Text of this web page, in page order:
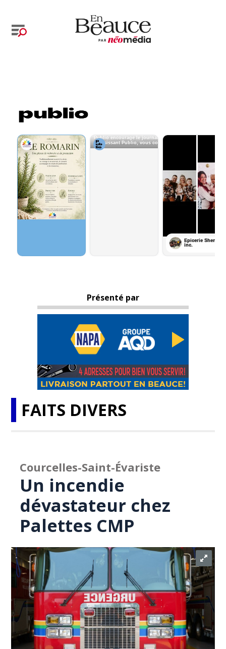
Présenté par
FAITS DIVERS
Courcelles-Saint-Évariste
Un incendie
dévastateur chez
Palettes CMP